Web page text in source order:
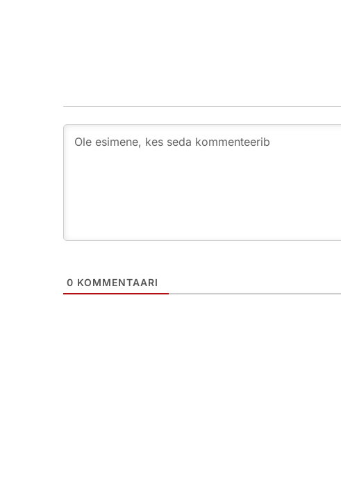
0 KOMMENTAARI